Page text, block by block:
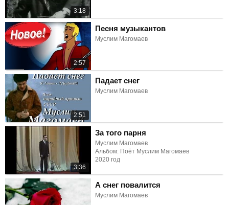
3:18
2:57
Песня музыкантов
Муслим Магомаев
2:51
Падает снег
Муслим Магомаев
3:36
За того парня
Муслим Магомаев
Альбом: Поёт Муслим Магомаев
2020 год
А снег повалится
Муслим Магомаев